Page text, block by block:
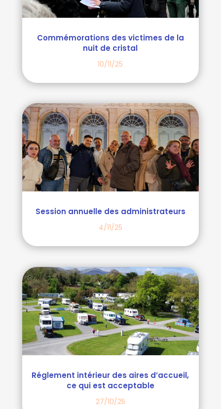
Commémorations des victimes de la
nuit de cristal
10/11/25
Session annuelle des administrateurs
4/11/25
Réglement intérieur des aires d’accueil,
ce qui est acceptable
27/10/25